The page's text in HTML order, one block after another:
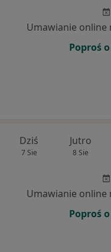
Umawianie online
Poproś
Dziś
7 Sie
Jutro
8 Sie
Umawianie online
Poproś